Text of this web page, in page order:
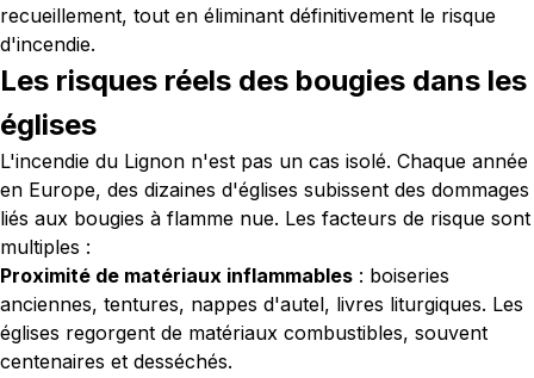
recueillement, tout en éliminant définitivement le risque
d'incendie.
Les risques réels des bougies dans les
églises
L'incendie du Lignon n'est pas un cas isolé. Chaque année
en Europe, des dizaines d'églises subissent des dommages
liés aux bougies à flamme nue. Les facteurs de risque sont
multiples :
Proximité de matériaux inflammables : boiseries
anciennes, tentures, nappes d'autel, livres liturgiques. Les
églises regorgent de matériaux combustibles, souvent
centenaires et desséchés.